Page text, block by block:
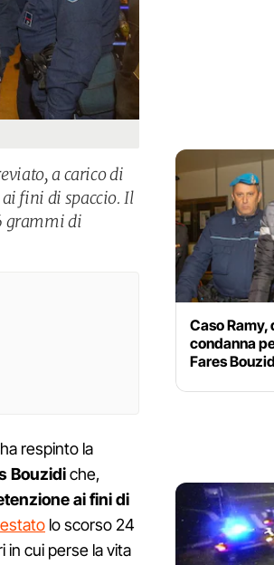
a carico di
fini di spaccio. Il
grammi di
respinto la
Bouzidiche,
ai fini di
lo scorso 24
in cui perse la vita
Caso
condanna
Fares